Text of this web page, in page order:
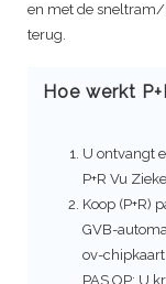
en met de
terug.
Hoe werkt
U ontvangt
P+R Vu
Koop (P+R)
GVB-
ov-
PAS OP: U